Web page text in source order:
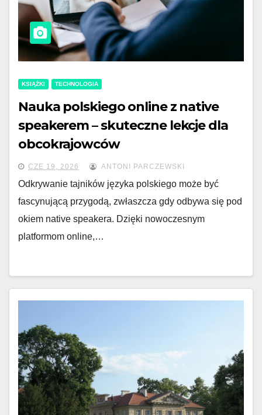
KSIĄŻKI TECHNOLOGIA
Nauka polskiego online z native
speakerem – skuteczne lekcje dla
obcokrajowców
CZE 19, 2026 ANTONI PARCZEWSKI
Odkrywanie tajników języka polskiego może być
fascynującą przygodą, zwłaszcza gdy odbywa się pod
okiem native speakera. Dzięki nowoczesnym
platformom online,…